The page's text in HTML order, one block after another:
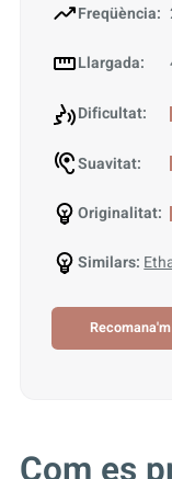
Freqüència:
Llargada:
Dificultat:
Suavitat:
Originalitat:
Similars: